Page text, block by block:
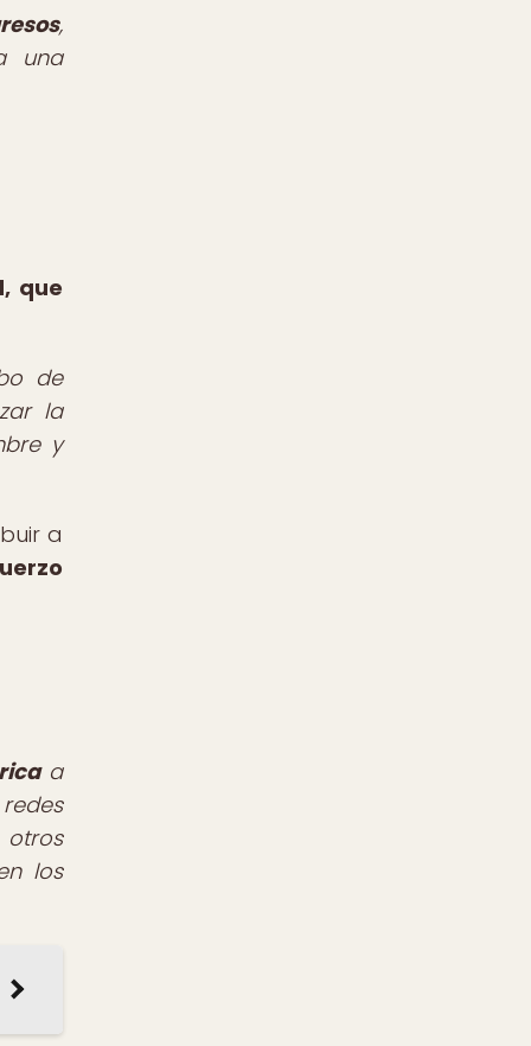
,
una
que
de
la
y
a
a
los